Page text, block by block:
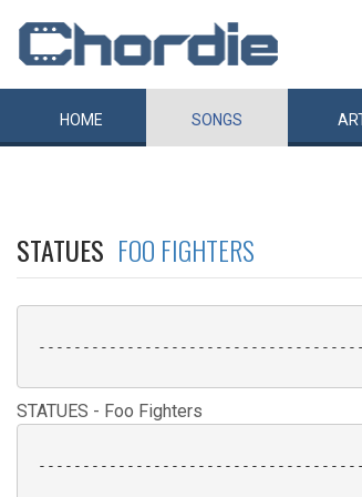
HOME SONGS
STATUES FOO FIGHTERS
STATUES - Foo Fighters